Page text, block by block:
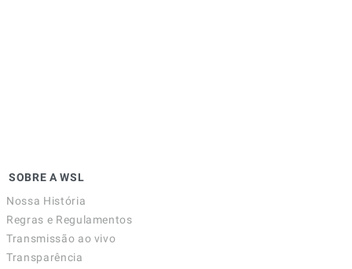
SOBRE A WSL
Nossa História
Regras e Regulamentos
Transmissão ao vivo
Transparência